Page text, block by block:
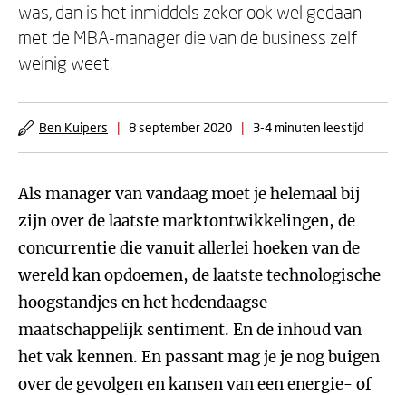
was, dan is het inmiddels zeker ook wel gedaan
met de MBA-manager die van de business zelf
weinig weet.
Ben Kuipers | 8 september 2020 | 3-4 minuten leestijd
Als manager van vandaag moet je helemaal bij
zijn over de laatste marktontwikkelingen, de
concurrentie die vanuit allerlei hoeken van de
wereld kan opdoemen, de laatste technologische
hoogstandjes en het hedendaagse
maatschappelijk sentiment. En de inhoud van
het vak kennen. En passant mag je je nog buigen
over de gevolgen en kansen van een energie- of